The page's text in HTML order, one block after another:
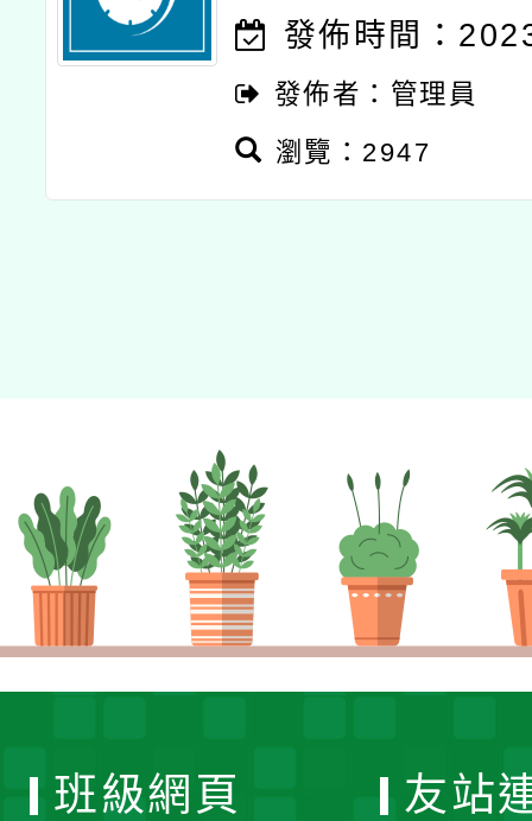
發佈時間：
發佈者：管理員
瀏覽：2947
班級網頁 友站